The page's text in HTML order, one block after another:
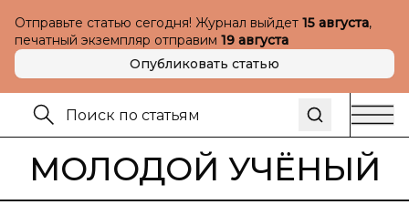
Отправьте статью сегодня! Журнал выйдет 15 августа,
печатный экземпляр отправим 19 августа
Опубликовать статью
МОЛОДОЙ УЧЁНЫЙ